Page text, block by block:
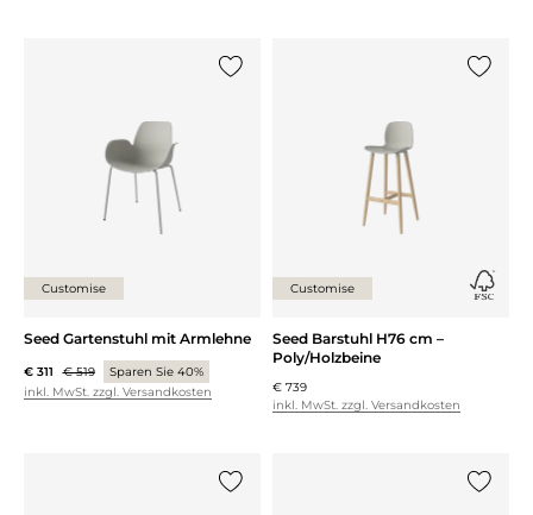
Customise
Seed Gartenstuhl mit Armlehne
€ 311 € 519
Sparen Sie 40%
inkl. MwSt. zzgl. Versandkosten
Customise
Seed Barstuhl H76 cm –
Poly/Holzbeine
€ 739
inkl. MwSt. zzgl. Versandkosten